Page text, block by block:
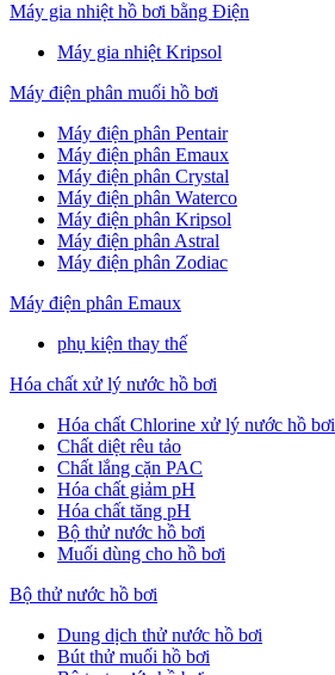
Máy gia nhiệt hồ bơi bằng Điện
Máy gia nhiệt Kripsol
Máy điện phân muối hồ bơi
Máy điện phân Pentair
Máy điện phân Emaux
Máy điện phân Crystal
Máy điện phân Waterco
Máy điện phân Kripsol
Máy điện phân Astral
Máy điện phân Zodiac
Máy điện phân Emaux
phụ kiện thay thế
Hóa chất xử lý nước hồ bơi
Hóa chất Chlorine xử lý nước hồ bơi
Chất diệt rêu tảo
Chất lắng cặn PAC
Hóa chất giảm pH
Hóa chất tăng pH
Bộ thử nước hồ bơi
Muối dùng cho hồ bơi
Bộ thử nước hồ bơi
Dung dịch thử nước hồ bơi
Bút thử muối hồ bơi